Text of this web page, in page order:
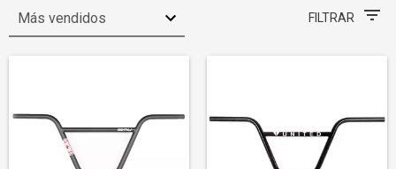
FILTRAR